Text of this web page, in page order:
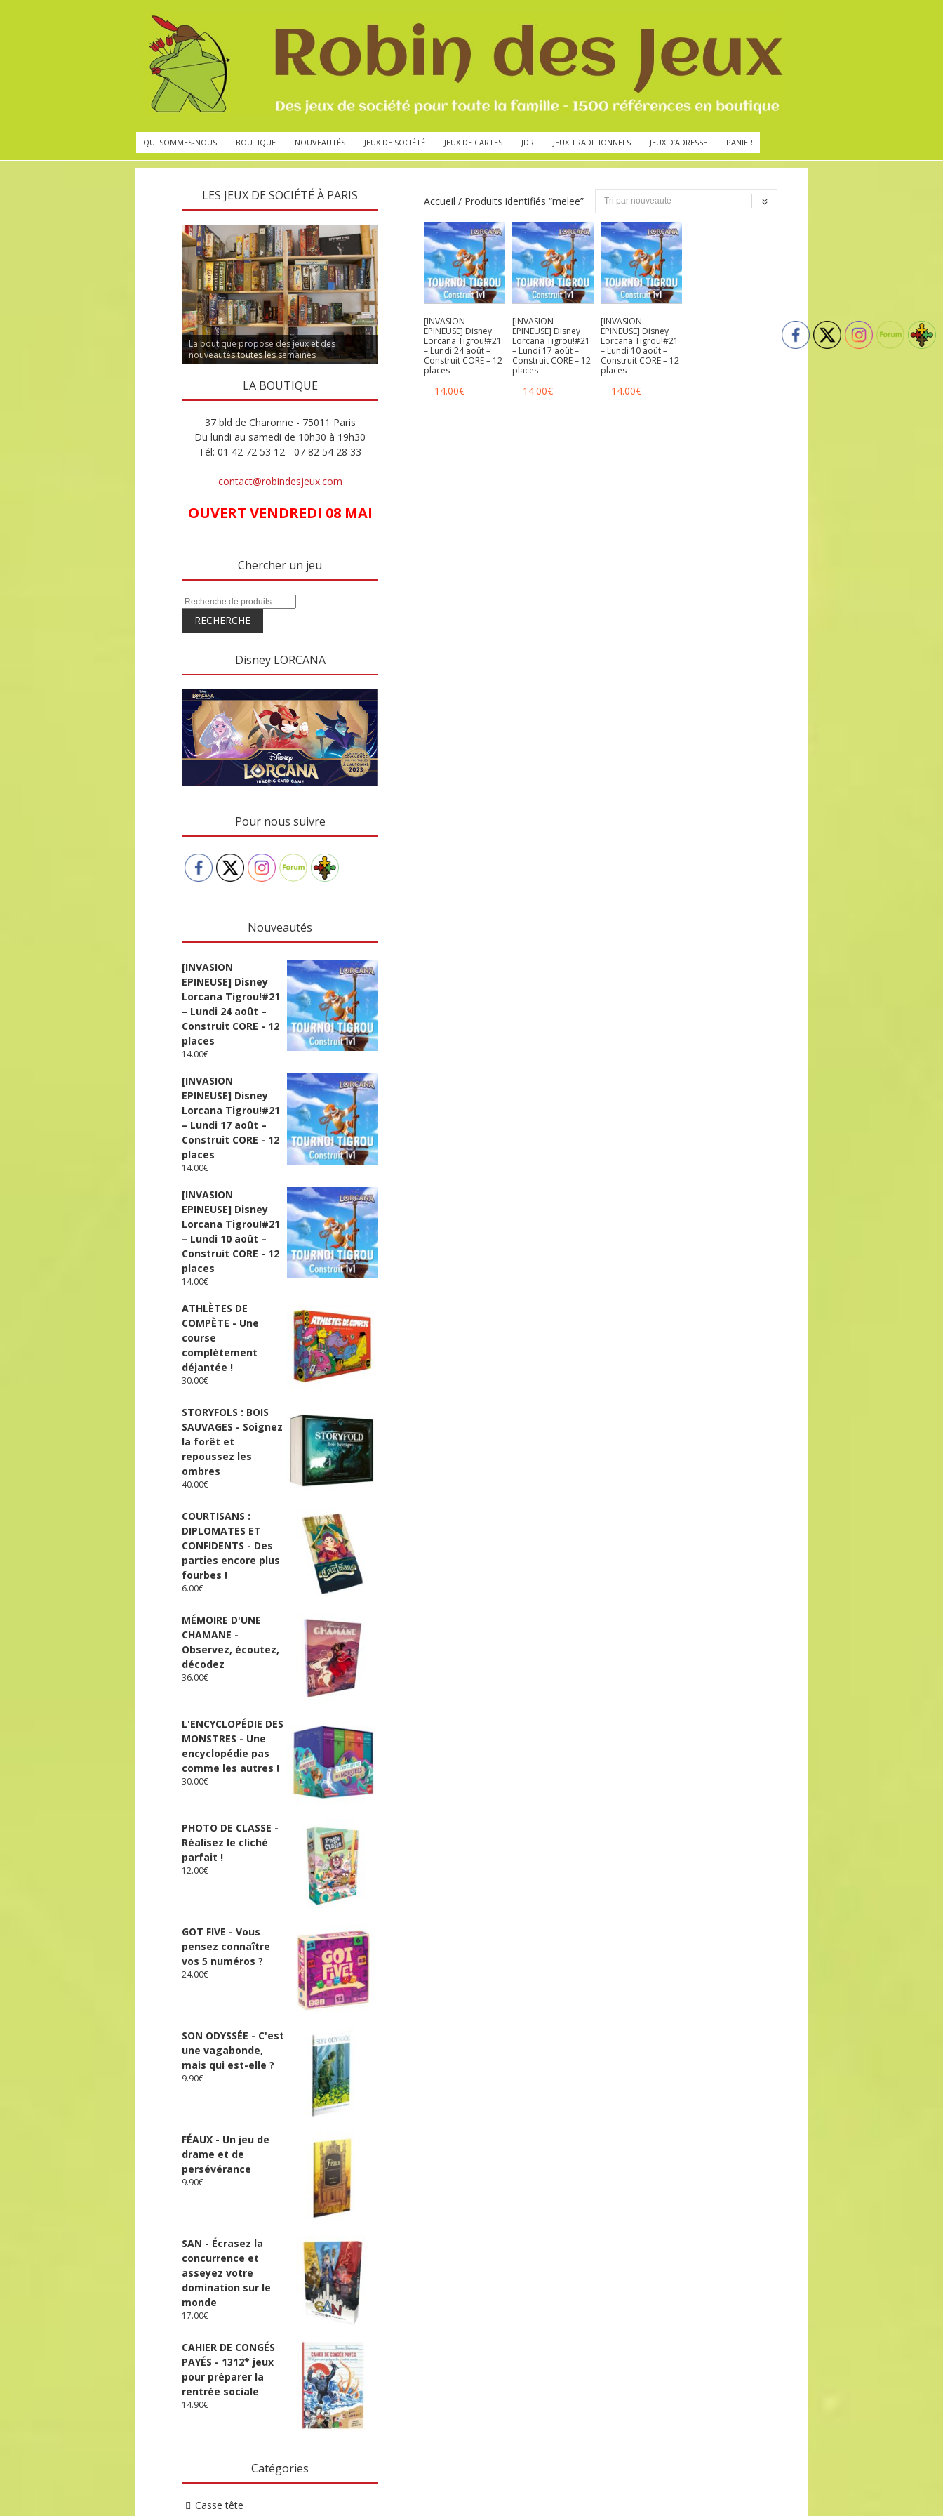
QUI SOMMES-NOUS BOUTIQUE NOUVEAUTÉS JEUX DE SOCIÉTÉ JEUX DE CARTES JDR JEUX TRADITIONNELS JEUX D’ADRESSE PANIER
Accueil / Produits identifiés “melee”
[INVASION
EPINEUSE] Disney
Lorcana Tigrou!#21
– Lundi 24 août –
Construit CORE – 12
places
14.00€
[INVASION
EPINEUSE] Disney
Lorcana Tigrou!#21
– Lundi 17 août –
Construit CORE – 12
places
14.00€
[INVASION
EPINEUSE] Disney
Lorcana Tigrou!#21
– Lundi 10 août –
Construit CORE – 12
places
14.00€
LES JEUX DE SOCIÉTÉ À PARIS
La boutique propose des jeux et des
nouveautés toutes les semaines
LA BOUTIQUE
37 bld de Charonne - 75011 Paris
Du lundi au samedi de 10h30 à 19h30
Tél: 01 42 72 53 12 - 07 82 54 28 33
contact@robindesjeux.com
OUVERT VENDREDI 08 MAI
Chercher un jeu
RECHERCHE
Disney LORCANA
Pour nous suivre
Nouveautés
[INVASION
EPINEUSE] Disney
Lorcana Tigrou!#21
– Lundi 24 août –
Construit CORE - 12
places
14.00€
[INVASION
EPINEUSE] Disney
Lorcana Tigrou!#21
– Lundi 17 août –
Construit CORE - 12
places
14.00€
[INVASION
EPINEUSE] Disney
Lorcana Tigrou!#21
– Lundi 10 août –
Construit CORE - 12
places
14.00€
ATHLÈTES DE
COMPÈTE - Une
course
complètement
déjantée !
30.00€
STORYFOLS : BOIS
SAUVAGES - Soignez
la forêt et
repoussez les
ombres
40.00€
COURTISANS :
DIPLOMATES ET
CONFIDENTS - Des
parties encore plus
fourbes !
6.00€
MÉMOIRE D'UNE
CHAMANE -
Observez, écoutez,
décodez
36.00€
L'ENCYCLOPÉDIE DES
MONSTRES - Une
encyclopédie pas
comme les autres !
30.00€
PHOTO DE CLASSE -
Réalisez le cliché
parfait !
12.00€
GOT FIVE - Vous
pensez connaître
vos 5 numéros ?
24.00€
SON ODYSSÉE - C'est
une vagabonde,
mais qui est-elle ?
9.90€
FÉAUX - Un jeu de
drame et de
persévérance
9.90€
SAN - Écrasez la
concurrence et
asseyez votre
domination sur le
monde
17.00€
CAHIER DE CONGÉS
PAYÉS - 1312* jeux
pour préparer la
rentrée sociale
14.90€
Catégories
Casse tête